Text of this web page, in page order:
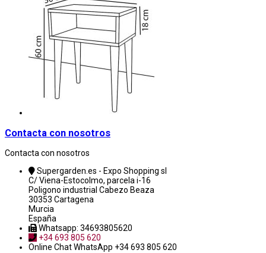
Contacta con nosotros
Contacta con nosotros
Supergarden.es - Expo Shopping sl
C/ Viena-Estocolmo, parcela i-16
Poligono industrial Cabezo Beaza
30353 Cartagena
Murcia
España
Whatsapp: 34693805620
+34 693 805 620
Online ChatWhatsApp +34 693 805 620